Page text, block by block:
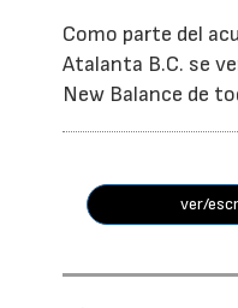
Como parte del
Atalanta B.C. se
New Balance de
ver/